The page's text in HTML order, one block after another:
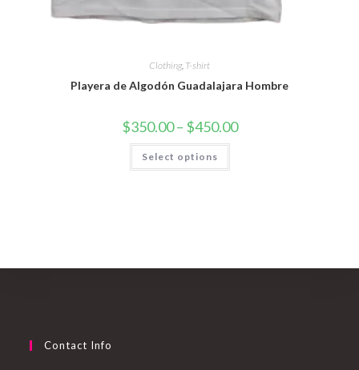
Clothing, T-shirt
Playera de Algodón Guadalajara Hombre
$350.00– $450.00
Select options
Contact Info